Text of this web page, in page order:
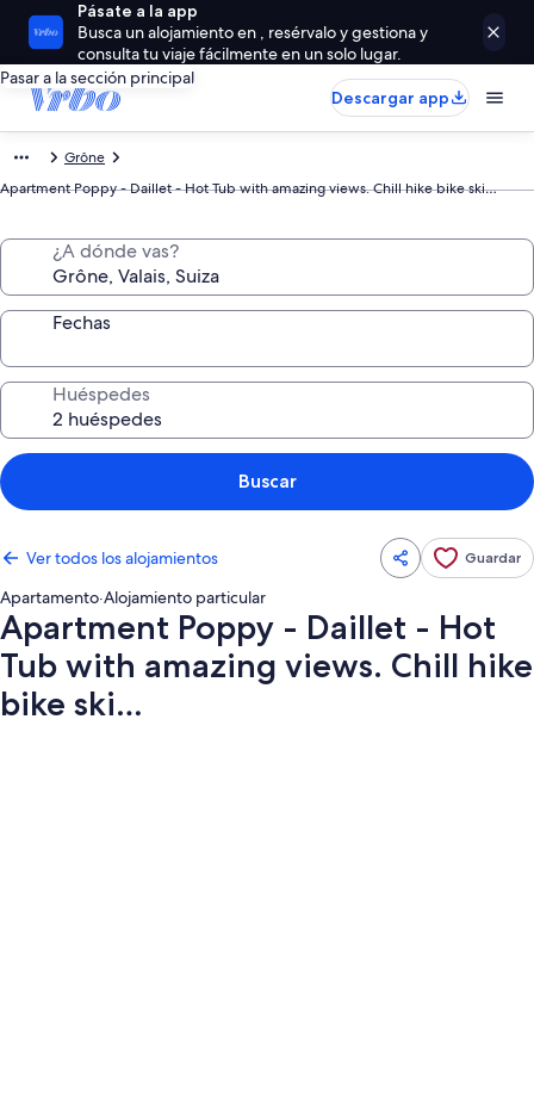
Pásate a la app
Busca un alojamiento en , resérvalo y gestiona y
consulta tu viaje fácilmente en un solo lugar.
Pasar a la sección principal
Descargar app
Grône
Apartment Poppy - Daillet - Hot Tub with amazing views. Chill hike bike ski…
¿A dónde vas?
Fechas
Huéspedes
Buscar
Ver todos los alojamientos Guardar
Apartamento·Alojamiento particular
Apartment Poppy - Daillet - Hot
Tub with amazing views. Chill hike
bike ski…